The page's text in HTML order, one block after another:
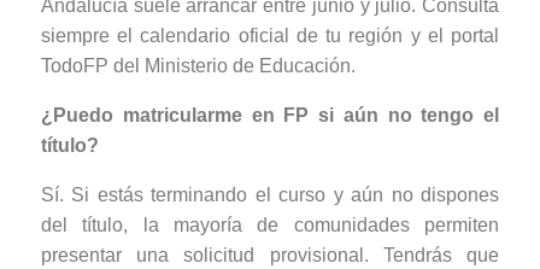
Andalucía suele arrancar entre junio y julio. Consulta
siempre el calendario oficial de tu región y el portal
TodoFP del Ministerio de Educación.
¿Puedo matricularme en FP si aún no tengo el
título?
Sí. Si estás terminando el curso y aún no dispones
del título, la mayoría de comunidades permiten
presentar una solicitud provisional. Tendrás que